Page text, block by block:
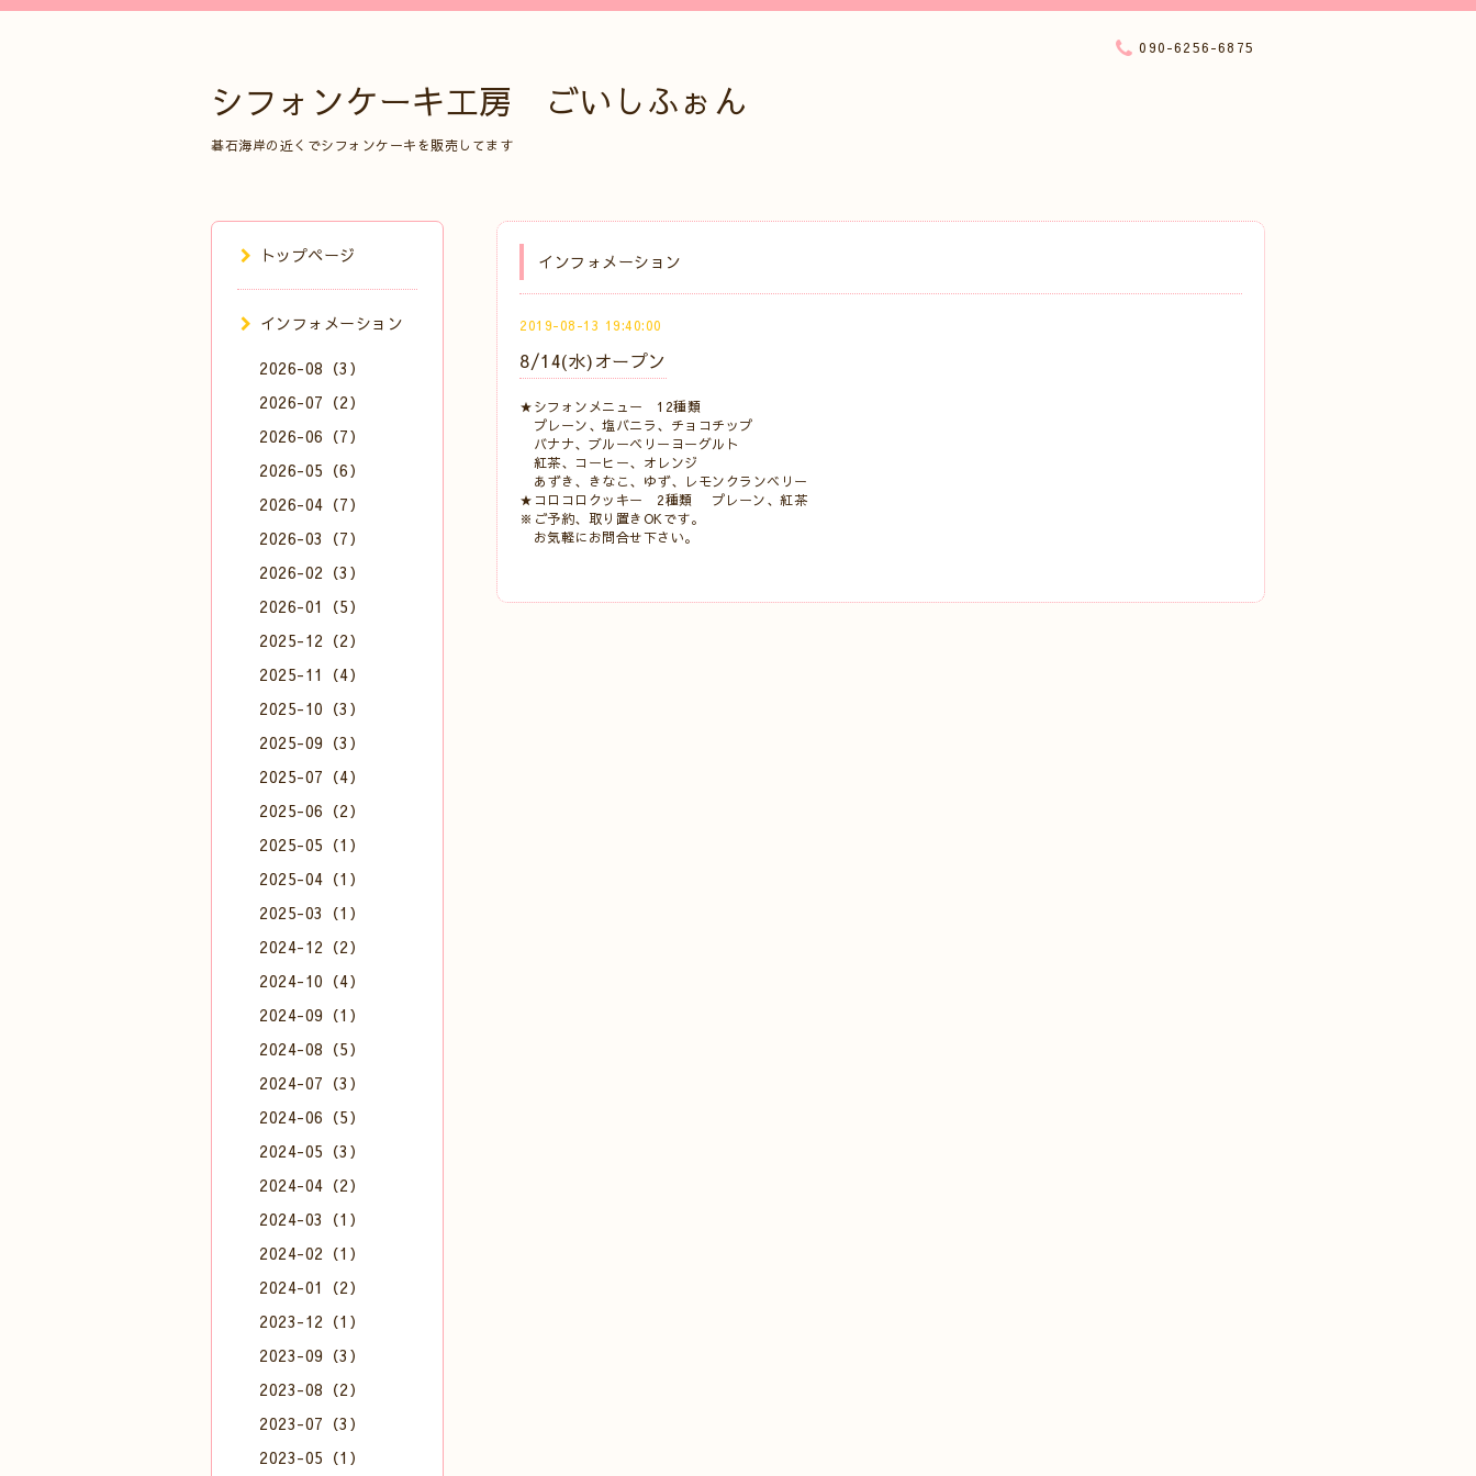
シフォンケーキ工房 ごいしふぉん
碁石海岸の近くでシフォンケーキを販売してます
090-6256-6875
インフォメーション
2019-08-13 19:40:00
8/14(水)オープン
★シフォンメニュー 12種類
プレーン、塩バニラ、チョコチップ
バナナ、ブルーベリーヨーグルト
紅茶、コーヒー、オレンジ
あずき、きなこ、ゆず、レモンクランベリー
★コロコロクッキー 2種類 プレーン、紅茶
※ご予約、取り置きOKです。
お気軽にお問合せ下さい。
トップページ
インフォメーション
2026-08（3）
2026-07（2）
2026-06（7）
2026-05（6）
2026-04（7）
2026-03（7）
2026-02（3）
2026-01（5）
2025-12（2）
2025-11（4）
2025-10（3）
2025-09（3）
2025-07（4）
2025-06（2）
2025-05（1）
2025-04（1）
2025-03（1）
2024-12（2）
2024-10（4）
2024-09（1）
2024-08（5）
2024-07（3）
2024-06（5）
2024-05（3）
2024-04（2）
2024-03（1）
2024-02（1）
2024-01（2）
2023-12（1）
2023-09（3）
2023-08（2）
2023-07（3）
2023-05（1）